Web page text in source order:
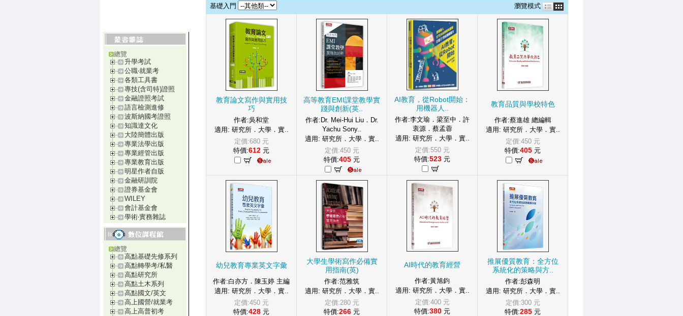
總覽
升學考試
公職‧就業考
各類工具書
專技(含司特)證照
金融證照考試
語言檢測進修
波斯納國考證照
知識達文化
大陸簡體出版
專業法學出版
專業經管出版
專業教育出版
明星作者自版
金融研訓院
證券基金會
WILEY
會計基金會
學術‧實務雜誌
總覽
高點基礎先修系列
高點轉學考/私醫
高點研究所
高點土木系列
高點國文/英文
高上國營/就業考
高上高普初考
基礎入門 瀏覽模式
教育論文寫作與實用技
巧
作者:吳和堂
適用: 研究所．大學．實..
定價:680 元
特價:612 元
高等教育EMI課堂教學實
踐與創新(英..
作者:Dr. Mei-Hui Liu．Dr.
Yachu Sony..
適用: 研究所．大學．實..
定價:450 元
特價:405 元
AI教育，從Robot開始：
用機器人..
作者:李文瑜．梁至中．許
衷源．蔡孟蓉
適用: 研究所．大學．實..
定價:550 元
特價:523 元
教育品質與學校特色
作者:蔡進雄 總編輯
適用: 研究所．大學．實..
定價:450 元
特價:405 元
幼兒教育專業英文字彙
作者:白亦方．陳玉婷 主編
適用: 研究所．大學．實..
定價:450 元
特價:428 元
大學生學術寫作必備實
用指南(英)
作者:范雅筑
適用: 研究所．大學．實..
定價:280 元
特價:266 元
AI時代的教育經營
作者:黃旭鈞
適用: 研究所．大學．實..
定價:400 元
特價:380 元
推展優質教育：全方位
系統化的策略與方..
作者:彭森明
適用: 研究所．大學．實..
定價:300 元
特價:285 元